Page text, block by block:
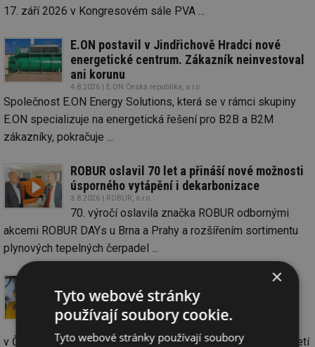
17. září 2026 v Kongresovém sále PVA ...
E.ON postavil v Jindřichově Hradci nové
energetické centrum. Zákazník neinvestoval
ani korunu
4.8.2026 | E.ON Česká republika, s.r.o.
Společnost E.ON Energy Solutions, která se v rámci skupiny
E.ON specializuje na energetická řešení pro B2B a B2M
zákazníky, pokračuje ...
ROBUR oslavil 70 let a přináší nové možnosti
úsporného vytápění i dekarbonizace
3.8.2026 | ROBUR, s.r.o.
70. výročí oslavila značka ROBUR odbornými
akcemi ROBUR DAYs u Brna a Prahy a rozšířením sortimentu
plynových tepelných čerpadel ...
Spotřeba plynu v prvním pololetí vzrostla
o téměř 3 %. GasNet distribuoval 35,1 TWh
3.8.2026 | GasNet, s.r.o.
Společnost GasNet, největší distributor plynu
v České republice, dodala odběratelům během prvního pololetí
×
Tyto webové stránky
používají soubory cookie.
Tyto webové stránky používají soubory